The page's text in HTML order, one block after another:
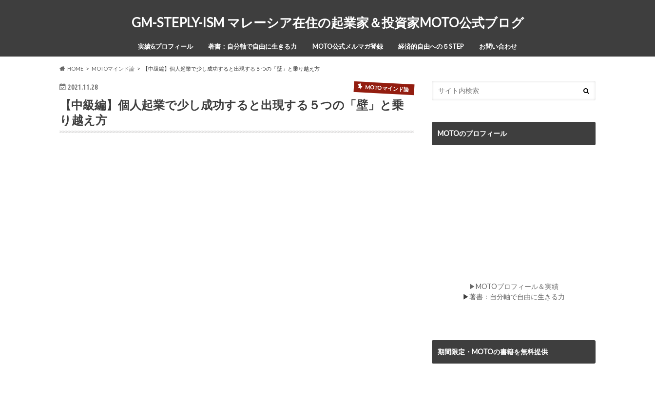
GM-STEPLY-ISM マレーシア在住の起業家＆投資家MOTO公式ブログ
実績&プロフィール 著書：自分軸で自由に生きる力 MOTO公式メルマガ登録 経済的自由への５STEP お問い合わせ
HOME MOTOマインド論 【中級編】個人起業で少し成功すると出現する５つの「壁」と乗り越え方
2021.11.28 MOTOマインド論
【中級編】個人起業で少し成功すると出現する５つの「壁」と乗
り越え方
MOTOのプロフィール
▶MOTOプロフィール＆実績
▶著書：自分軸で自由に生きる力
期間限定・MOTOの書籍を無料提供